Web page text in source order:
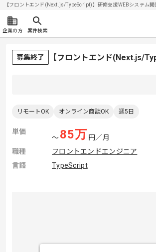
【フロントエンド(Next.js/TypeScript)】研修支援WEBシステム
企業の方 案件検索
募集終了 【フロントエンド(Next.js/
リモートOK オンライン商談OK 週5日
単価
〜85万 円／月
職種
フロントエンドエンジニア
言語
TypeScript